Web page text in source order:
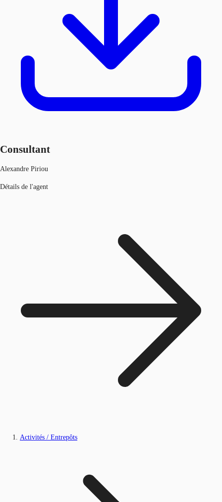
Consultant
Alexandre Piriou
Détails de l'agent
Activités / Entrepôts